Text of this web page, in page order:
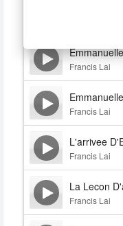
Francis Lai
Francis Lai
L'arrivee
Francis Lai
La Lecon
Francis Lai